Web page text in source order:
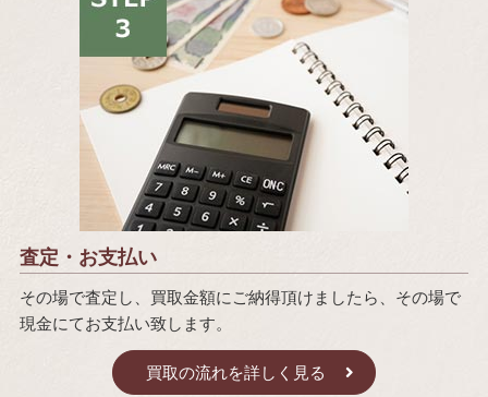
査定・お支払い
その場で査定し、買取金額にご納得頂けましたら、その場で
現金にてお支払い致します。
買取の流れを詳しく見る